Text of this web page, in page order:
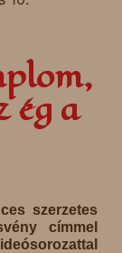
ég a
szerzetes
címmel